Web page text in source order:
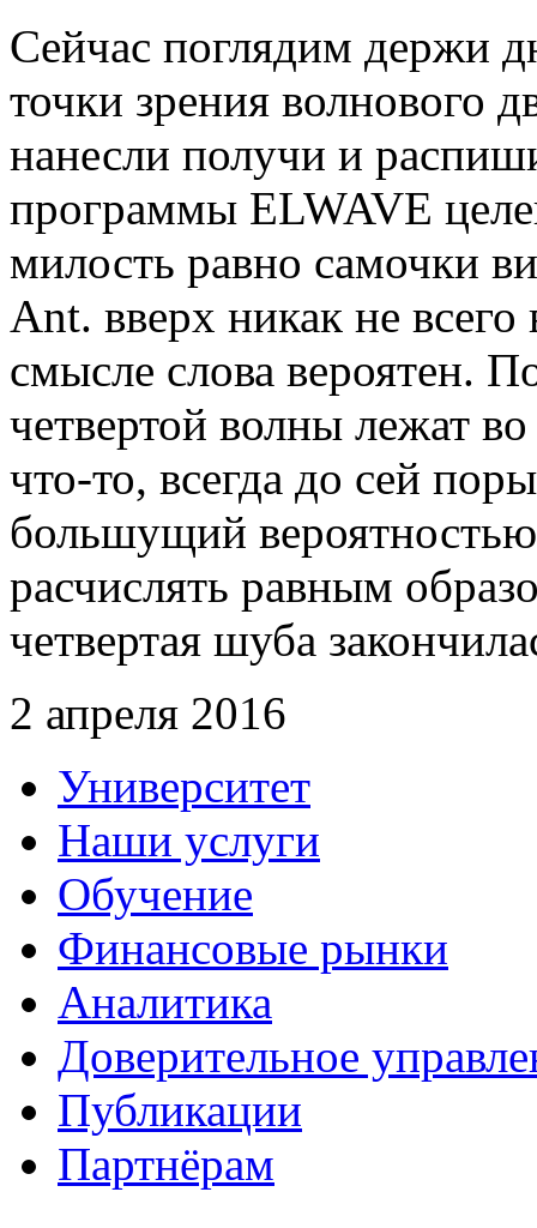
Сейчас поглядим держи
точки зрения волнового
нанесли получи и
программы ELWAVE
милость равно самочки
Ant. вверх никак не
смысле слова вероятен.
четвертой волны лежат
что-то, всегда до сей
большущий
расчислять равным
четвертая шуба
2 апреля 2016
Университет
Наши услуги
Обучение
Финансовые рынки
Аналитика
Доверительное
Публикации
Партнёрам